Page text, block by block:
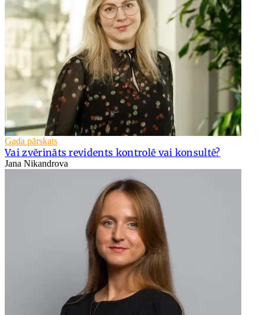
Gada pārskats
Vai zvērināts revidents kontrolē vai konsultē?
Jana Nikandrova